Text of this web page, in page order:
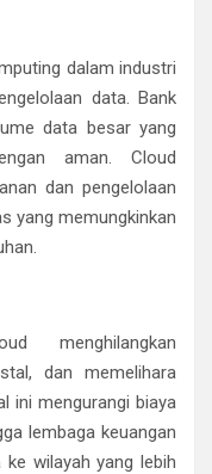
dalam industri
data. Bank
data besar yang
aman. Cloud
dan pengelolaan
yang memungkinkan
menghilangkan
dan memelihara
ini mengurangi biaya
lembaga keuangan
wilayah yang lebih